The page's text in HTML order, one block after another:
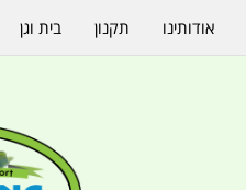
אודותינו תקנון בית וגן